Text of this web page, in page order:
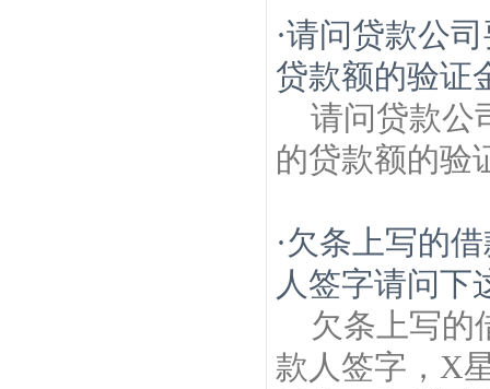
·请问贷款公
贷款额的验证
请问贷款公
的贷款额的验
·欠条上写的
人签字请问下
欠条上写的
款人签字，X